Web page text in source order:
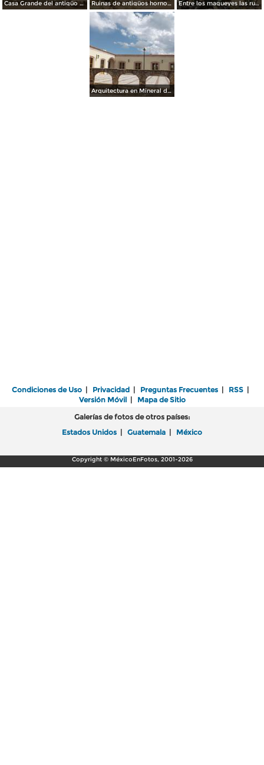
Casa Grande del antigüo Mineral de Santa Brígida. Abril/2014 Ruinas de antigüos hornos. Mina Santa Brígida, Gto. Abril/2014 Entre los magueyes las ruinas del antiguo mineral de Pozos. Abril/2014
Arquitectura en Mineral de Pozos. Abril/2014
Condiciones de Uso | Privacidad | Preguntas Frecuentes | RSS |
Versión Móvil| Mapa de Sitio
Galerías de fotos de otros países:
Estados Unidos | Guatemala | México
Copyright © MéxicoEnFotos, 2001-2026